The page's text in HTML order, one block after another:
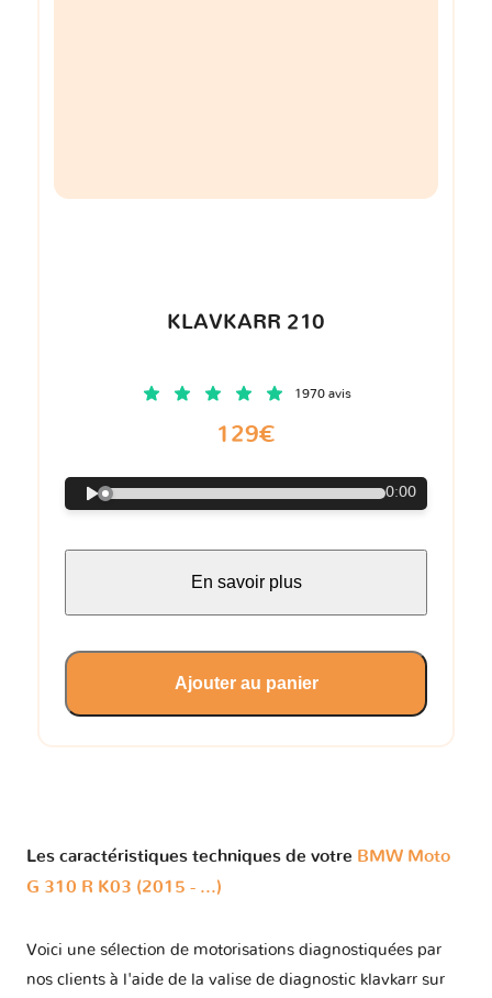
KLAVKARR 210
1970 avis
129€
0:00
En savoir plus
Ajouter au panier
Les caractéristiques techniques de votre BMW Moto
G 310 R K03 (2015 - ...)
Voici une sélection de motorisations diagnostiquées par
nos clients à l'aide de la valise de diagnostic klavkarr sur